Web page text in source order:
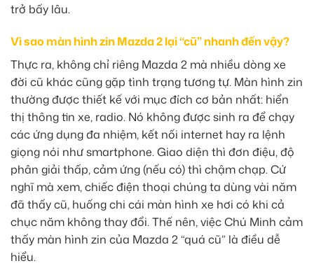
trở bấy lâu.
Vì sao màn hình zin Mazda 2 lại “cũ” nhanh đến vậy?
Thực ra, không chỉ riêng Mazda 2 mà nhiều dòng xe
đời cũ khác cũng gặp tình trạng tương tự. Màn hình zin
thường được thiết kế với mục đích cơ bản nhất: hiển
thị thông tin xe, radio. Nó không được sinh ra để chạy
các ứng dụng đa nhiệm, kết nối internet hay ra lệnh
giọng nói như smartphone. Giao diện thì đơn điệu, độ
phân giải thấp, cảm ứng (nếu có) thì chậm chạp. Cứ
nghĩ mà xem, chiếc điện thoại chúng ta dùng vài năm
đã thấy cũ, huống chi cái màn hình xe hơi có khi cả
chục năm không thay đổi. Thế nên, việc Chú Minh cảm
thấy màn hình zin của Mazda 2 “quá cũ” là điều dễ
hiểu.